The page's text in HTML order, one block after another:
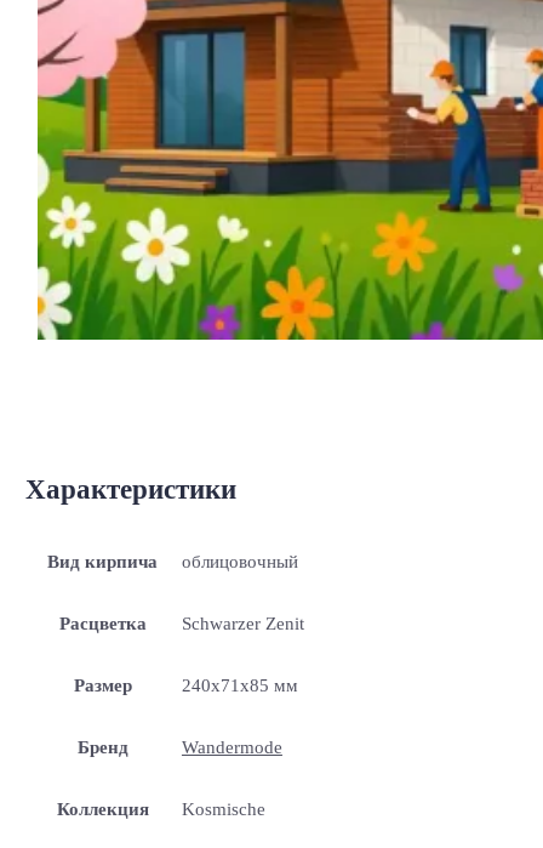
Характеристики
Вид кирпича облицовочный
Расцветка Schwarzer Zenit
Размер 240x71x85 мм
Бренд Wandermode
Коллекция Kosmische